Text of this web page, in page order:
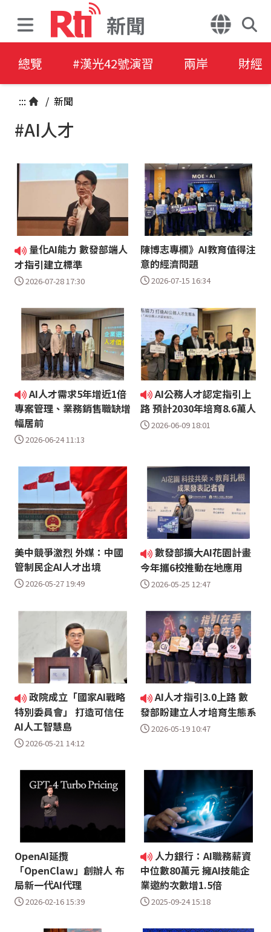
新聞
總覽 #漢光42號演習 兩岸 財經
::: / 新聞
#AI人才
量化AI能力 數發部端人
才指引建立標準
2026-07-28 17:30
陳博志專欄》AI教育值得注
意的經濟問題
2026-07-15 16:34
AI人才需求5年增近1倍
專案管理、業務銷售職缺增
幅居前
2026-06-24 11:13
AI公務人才認定指引上
路 預計2030年培育8.6萬人
2026-06-09 18:01
美中競爭激烈 外媒：中國
管制民企AI人才出境
2026-05-27 19:49
數發部擴大AI花園計畫
今年攜6校推動在地應用
2026-05-25 12:47
政院成立「國家AI戰略
特別委員會」 打造可信任
AI人工智慧島
2026-05-21 14:12
AI人才指引3.0上路 數
發部盼建立人才培育生態系
2026-05-19 10:47
OpenAI延攬
「OpenClaw」創辦人 布
局新一代AI代理
2026-02-16 15:39
人力銀行：AI職務薪資
中位數80萬元 擁AI技能企
業邀約次數增1.5倍
2025-09-24 15:18